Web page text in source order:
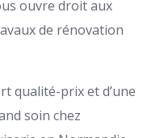
ouvre droit aux
de rénovation
qualité-prix et d’une
soin chez